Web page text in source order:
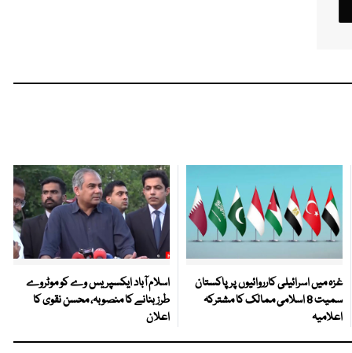
غزہ میں اسرائیلی کارروائیوں پر پاکستان
سمیت 8 اسلامی ممالک کا مشترکہ
اعلامیہ
اسلام آباد ایکسپریس وے کو موٹروے
طرز بنانے کا منصوبہ، محسن نقوی کا
اعلان